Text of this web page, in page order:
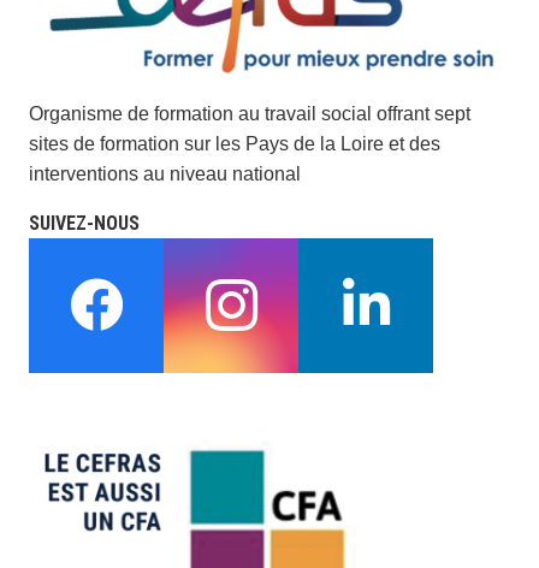
Organisme de formation au travail social offrant sept
sites de formation sur les Pays de la Loire et des
interventions au niveau national
SUIVEZ-NOUS